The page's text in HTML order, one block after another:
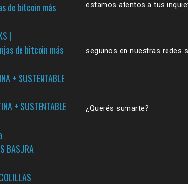
de bitcoin más
|
de bitcoin más
+ SUSTENTABLE
+ SUSTENTABLE
BASURA
estamos atentos a tus
seguinos en nuestras redes
¿Querés sumarte?